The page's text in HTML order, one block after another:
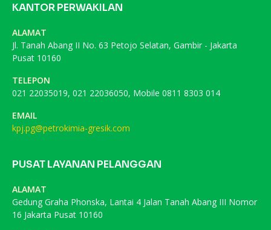
KANTOR PERWAKILAN
ALAMAT
Jl. Tanah Abang II No. 63 Petojo Selatan, Gambir - Jakarta
Pusat 10160
TELEPON
021 22035019, 021 22036050, Mobile 0811 8303 014
EMAIL
kpj.pg@petrokimia-gresik.com
PUSAT LAYANAN PELANGGAN
ALAMAT
Gedung Graha Phonska, Lantai 4 Jalan Tanah Abang III Nomor
16 Jakarta Pusat 10160